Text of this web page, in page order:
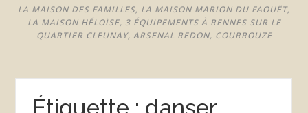
LA MAISON DES FAMILLES, LA MAISON MARION DU FAOUËT,
LA MAISON HÉLOÏSE, 3 ÉQUIPEMENTS À RENNES SUR LE
QUARTIER CLEUNAY, ARSENAL REDON, COURROUZE